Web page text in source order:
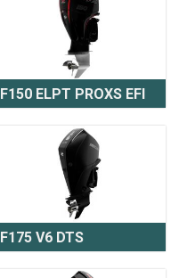
F150 ELPT PROXS EFI
F175 V6 DTS